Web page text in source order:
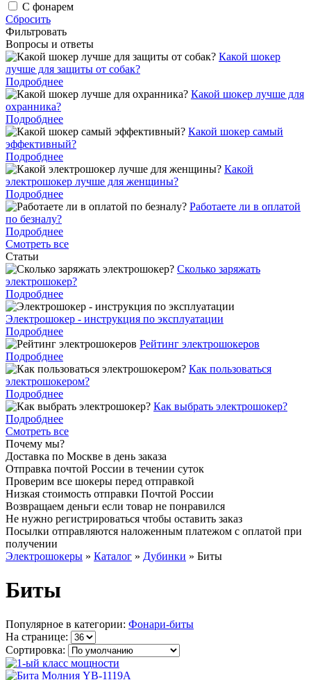
С фонарем
Сбросить
Фильтровать
Вопросы и ответы
Какой шокер
лучше для защиты от собак?
Подробднее
Какой шокер лучше для
охранника?
Подробднее
Какой шокер самый
эффективный?
Подробднее
Какой
электрошокер лучше для женщины?
Подробднее
Работаете ли в оплатой
по безналу?
Подробднее
Смотреть все
Статьи
Cколько заряжать
электрошокер?
Подробднее
Электрошокер - инструкция по эксплуатации
Подробднее
Рейтинг электрошокеров
Подробднее
Как пользоваться
электрошокером?
Подробднее
Как выбрать электрошокер?
Подробднее
Смотреть все
Почему мы?
Доставка по Москве в день заказа
Отправка почтой России в течении суток
Проверим все шокеры перед отправкой
Низкая стоимость отправки Почтой России
Возвращаем деньги если товар не понравился
Не нужно регистрироваться чтобы оставить заказ
Посылки отправляются наложенным платежом с оплатой при
получении
Электрошокеры » Каталог » Дубинки » Биты
Биты
Популярное в категории: Фонари-биты
На странице:
Сортировка: